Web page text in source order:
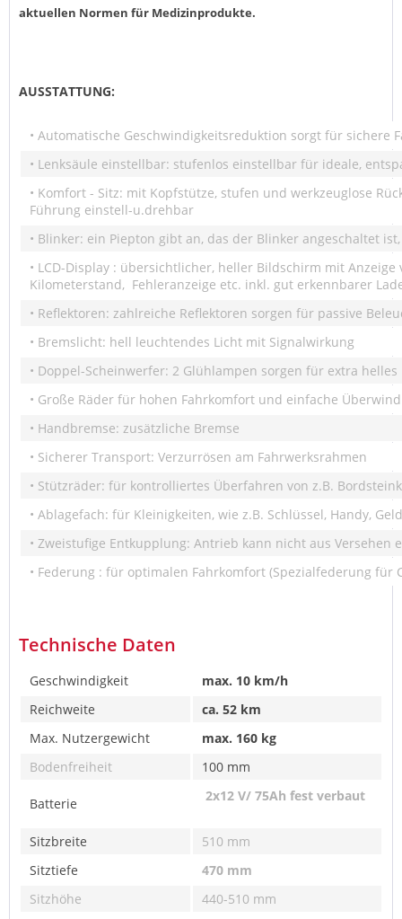
aktuellen Normen für Medizinprodukte.
AUSSTATTUNG:
• Automatische Geschwindigkeitsreduktion sorgt für sichere
• Lenksäule einstellbar: stufenlos einstellbar für ideale,
• Komfort - Sitz: mit Kopfstütze, stufen und werkzeuglose
Führung einstell-u.drehbar
• Blinker: ein Piepton gibt an, das der Blinker angeschaltet
• LCD-Display : übersichtlicher, heller Bildschirm mit
Kilometerstand, Fehleranzeige etc. inkl. gut erkennbarer
• Reflektoren: zahlreiche Reflektoren sorgen für passive
• Bremslicht: hell leuchtendes Licht mit Signalwirkung
• Doppel-Scheinwerfer: 2 Glühlampen sorgen für extra helles
• Große Räder für hohen Fahrkomfort und einfache
• Handbremse: zusätzliche Bremse
• Sicherer Transport: Verzurrösen am Fahrwerksrahmen
• Stützräder: für kontrolliertes Überfahren von z.B.
• Ablagefach: für Kleinigkeiten, wie z.B. Schlüssel, Handy,
• Zweistufige Entkupplung: Antrieb kann nicht aus Versehen
• Federung : für optimalen Fahrkomfort (Spezialfederung für
Technische Daten
Geschwindigkeit
max. 10 km/h
Reichweite
ca. 52 km
Max. Nutzergewicht
max. 160 kg
Bodenfreiheit
100 mm
Batterie 2x12 V/ 75Ah fest verbaut
Sitzbreite
510 mm
Sitztiefe
470 mm
Sitzhöhe
440-510 mm